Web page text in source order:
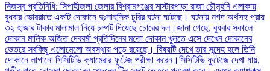
নিজস্ব প্রতিনিধি: সিপাহীজলা জেলার বিশ্রামগঞ্জের মাস্টারপাড়া রাজা চৌমুহনি এলাকায়
বুধবার ভোররাতে একটি দোকানে দুঃসাহসিক চুরির ঘটনা ঘটেছে। ঘটনায় নগদ অর্থসহ প্রায়
৩২ হাজার টাকার মালামাল নিয়ে চম্পট দিয়েছে চোরের দল।জানা গেছে, বুধবার সকালে
দোকান মালিক অজিত দেববর্মা প্রতিদিনের মতো দোকান খুলতে এসে দেখেন দোকানের
ভেতরে সবকিছু এলোমেলো অবস্থায় পড়ে রয়েছে। বিষয়টি দেখে তার সন্দেহ হলে তিনি
দোকানে লাগানো সিসিটিভি ক্যামেরার ফুটেজ পরীক্ষা করেন।সিসিটিভি ফুটেজে দেখা যায়,